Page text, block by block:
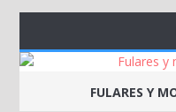
FULARES Y